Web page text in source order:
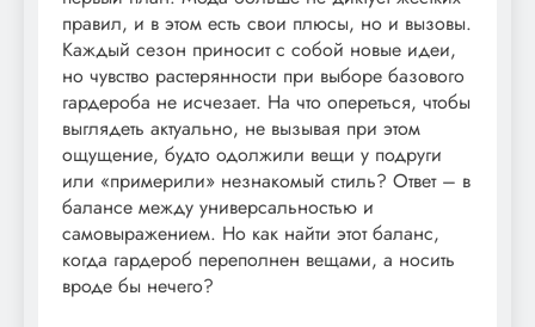
правил, и в этом есть свои плюсы, но и вызовы.
Каждый сезон приносит с собой новые идеи,
но чувство растерянности при выборе базового
гардероба не исчезает. На что опереться, чтобы
выглядеть актуально, не вызывая при этом
ощущение, будто одолжили вещи у подруги
или «примерили» незнакомый стиль? Ответ – в
балансе между универсальностью и
самовыражением. Но как найти этот баланс,
когда гардероб переполнен вещами, а носить
вроде бы нечего?